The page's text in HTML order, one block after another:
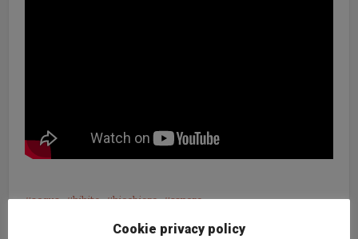
acqua bibite bicchiere sapore
Cookie privacy policy